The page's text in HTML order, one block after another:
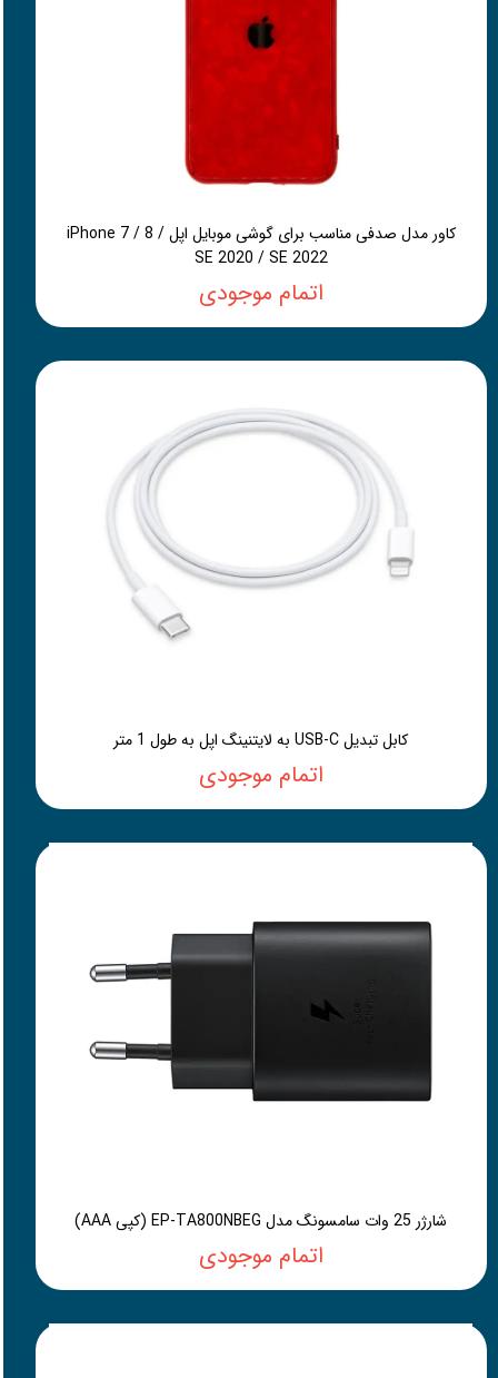
کاور مدل صدفی مناسب برای گوشی موبایل اپل iPhone 7 / 8 /
SE 2020 / SE 2022
اتمام موجودی
کابل تبدیل USB-C به لایتنینگ اپل به طول 1 متر
اتمام موجودی
شارژر 25 وات سامسونگ مدل EP-TA800NBEG (کپی AAA)
اتمام موجودی